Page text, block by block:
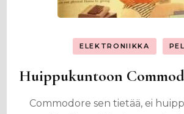
ELEKTRONIIKKA
Huippukuntoon
Commodore sen tietää, ei